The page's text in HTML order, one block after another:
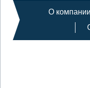
О компании